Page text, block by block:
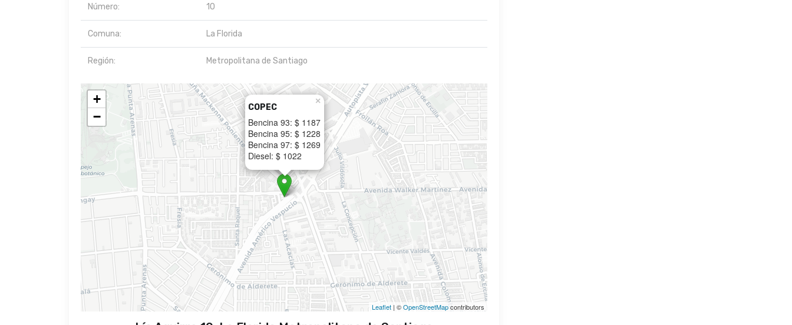
Número: 10
Comuna: La Florida
Región: Metropolitana de Santiago
COPEC
Bencina 93: $ 1187
Bencina 95: $ 1228
Bencina 97: $ 1269
Diesel: $ 1022
×
+
−
Leaflet | ©OpenStreetMapcontributors